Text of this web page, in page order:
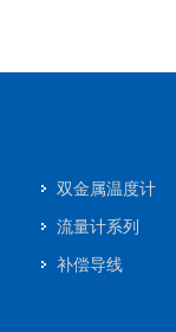
双金属温度计
流量计系列
补偿导线